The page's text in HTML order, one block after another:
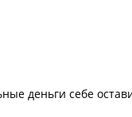
деньги себе